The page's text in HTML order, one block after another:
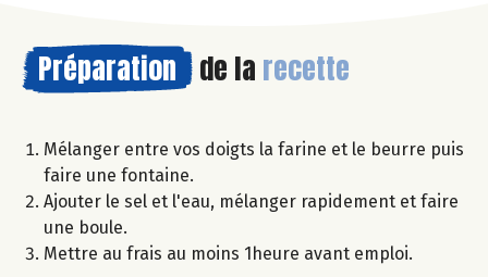
Préparation de la recette
Mélanger entre vos doigts la farine et le beurre puis
faire une fontaine.
Ajouter le sel et l'eau, mélanger rapidement et faire
une boule.
Mettre au frais au moins 1heure avant emploi.